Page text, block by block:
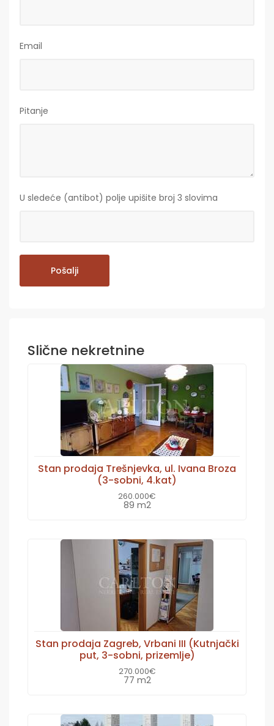
Email
Pitanje
U sledeće (antibot) polje upišite broj 3 slovima
Slične nekretnine
Stan prodaja Trešnjevka, ul. Ivana Broza
(3-sobni, 4.kat)
260.000€
89 m2
Stan prodaja Zagreb, Vrbani III (Kutnjački
put, 3-sobni, prizemlje)
270.000€
77 m2